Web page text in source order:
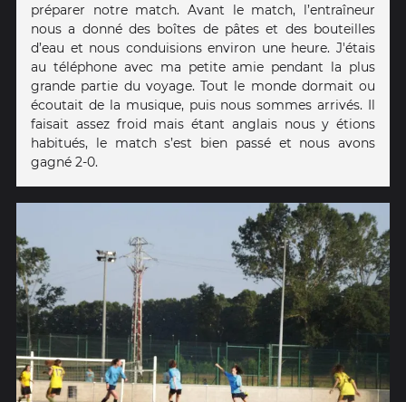
préparer notre match. Avant le match, l’entraîneur
nous a donné des boîtes de pâtes et des bouteilles
d’eau et nous conduisions environ une heure. J'étais
au téléphone avec ma petite amie pendant la plus
grande partie du voyage. Tout le monde dormait ou
écoutait de la musique, puis nous sommes arrivés. Il
faisait assez froid mais étant anglais nous y étions
habitués, le match s’est bien passé et nous avons
gagné 2-0.